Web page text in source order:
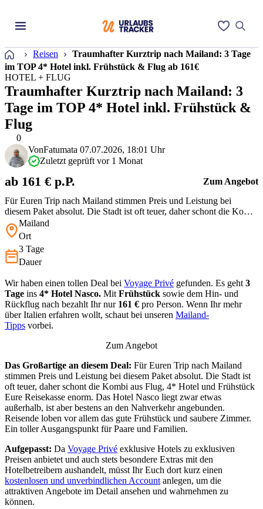
Startseite
Reisen
Traumhafter Kurztrip nach Mailand: 3 Tage
im TOP 4* Hotel inkl. Frühstück & Flug ab 161€
0
HOTEL + FLUG
Traumhafter Kurztrip nach Mailand: 3
Tage im TOP 4* Hotel inkl. Frühstück &
Flug
Für Euren Trip nach Mailand stimmen Preis und Leistung bei
diesem Paket absolut. Die Stadt ist oft teuer, daher schont die Kombi
aus Flug, 4* Hotel und Frühstück Eure Reisekasse enorm. Das
Hotel Nasco liegt zwar etwas außerhalb, ist aber bestens an den
Frühstück und s…
VonFatumata 07.07.2026, 18:01 Uhr
Zuletzt geprüft vor 1 Monat
ab 161 € p.P. Zum Angebot
Mailand
Ort
3 Tage
Dauer
Wir haben einen tollen Deal bei Voyage Privé gefunden. Es geht 3
Tage ins 4* Hotel Nasco. Mit Frühstück sowie dem Hin- und
Rückflug nach bezahlt Ihr nur 161 € pro Person. Wenn Ihr mehr
über Italien erfahren wollt, schaut bei unseren Mailand-
Tipps vorbei.
Zum Angebot
Das Großartige an diesem Deal: Für Euren Trip nach Mailand
stimmen Preis und Leistung bei diesem Paket absolut. Die Stadt ist
oft teuer, daher schont die Kombi aus Flug, 4* Hotel und Frühstück
Eure Reisekasse enorm. Das Hotel Nasco liegt zwar etwas
außerhalb, ist aber bestens an den Nahverkehr angebunden.
Reisende loben vor allem das gute Frühstück und saubere Zimmer.
Ein toller Ausgangspunkt für Paare und Familien.
Aufgepasst: Da Voyage Privé exklusive Hotels zu exklusiven
Preisen anbietet und auch stets besondere Extras mit den
Hotelbetreibern aushandelt, müsst Ihr Euch dort kurz einen
kostenlosen und unverbindlichen Account anlegen, um die
attraktiven Angebote im Detail ansehen und wahrnehmen zu
können.